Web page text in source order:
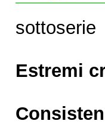
sottoserie
Estremi